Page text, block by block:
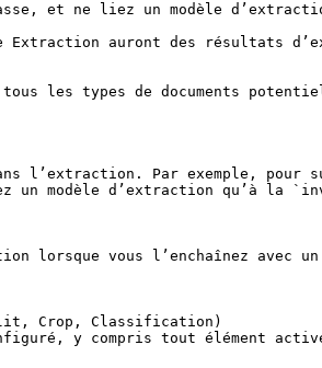
et ne liez un modèle
Extraction auront des résultats
les types de documents
l’extraction. Par exemple, pour
modèle d’extraction qu’à la
lorsque vous l’enchaînez avec
Crop, Classification)
y compris tout élément